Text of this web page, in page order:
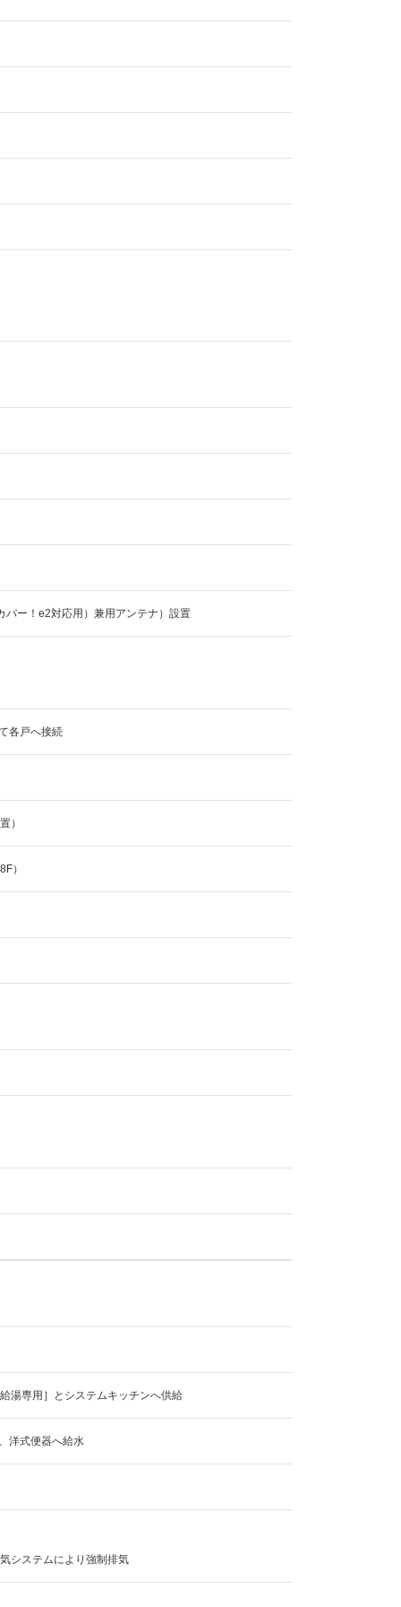
パー！e2対応用）兼用アンテナ）設置
各戸へ接続
）
）
湯専用］とシステムキッチンへ供給
洋式便器へ給水
システムにより強制排気